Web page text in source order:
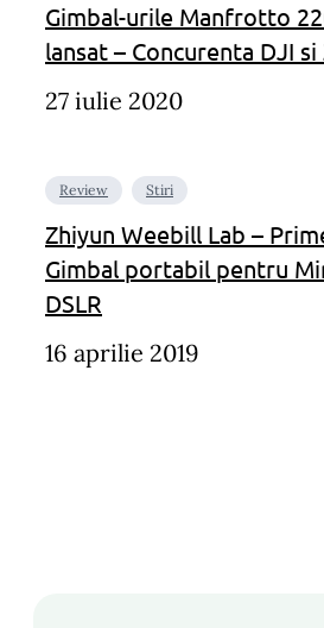
Gimbal-urile Manfrotto
lansat – Concurenta DJI
27 iulie 2020
Review Stiri
Zhiyun Weebill Lab –
Gimbal portabil pentru
DSLR
16 aprilie 2019